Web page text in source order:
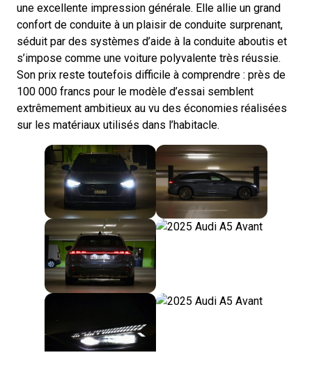
une excellente impression générale. Elle allie un grand
confort de conduite à un plaisir de conduite surprenant,
séduit par des systèmes d’aide à la conduite aboutis et
s’impose comme une voiture polyvalente très réussie.
Son prix reste toutefois difficile à comprendre : près de
100 000 francs pour le modèle d’essai semblent
extrêmement ambitieux au vu des économies réalisées
sur les matériaux utilisés dans l’habitacle.